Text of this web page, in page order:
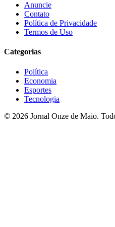
Anuncie
Contato
Política de Privacidade
Termos de Uso
Categorias
Política
Economia
Esportes
Tecnologia
© 2026 Jornal Onze de Maio.